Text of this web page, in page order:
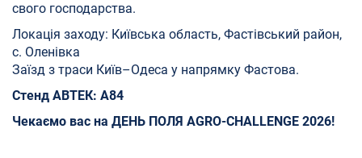
свого господарства.
Локація заходу: Київська область, Фастівський район,
с. Оленівка
Заїзд з траси Київ–Одеса у напрямку Фастова.
Стенд АВТЕК: A84
Чекаємо вас на ДЕНЬ ПОЛЯ AGRO-CHALLENGE 2026!